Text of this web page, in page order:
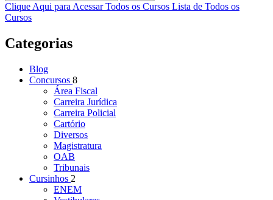
Clique Aqui para Acessar Todos os Cursos Lista de Todos os
Cursos
Categorias
Blog
Concursos 8
Área Fiscal
Carreira Jurídica
Carreira Policial
Cartório
Diversos
Magistratura
OAB
Tribunais
Cursinhos 2
ENEM